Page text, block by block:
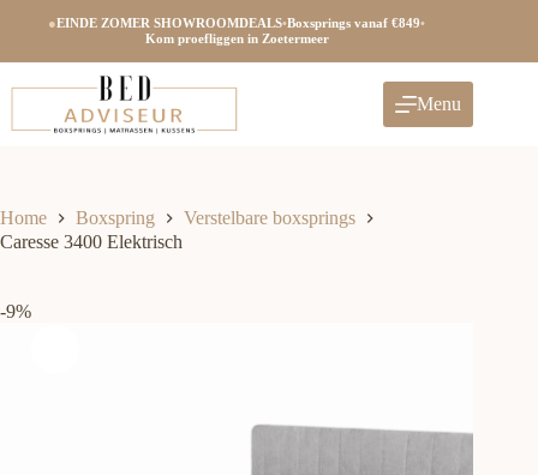
●EINDE ZOMER SHOWROOMDEALS•Boxsprings vanaf €849•
Kom proefliggen in Zoetermeer
Menu
Home Boxspring
Verstelbare boxsprings
Caresse 3400 Elektrisch
-9%